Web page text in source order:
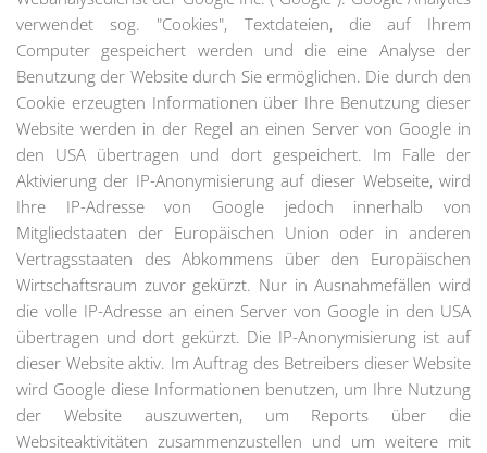
verwendet sog. "Cookies", Textdateien, die auf Ihrem
Computer gespeichert werden und die eine Analyse der
Benutzung der Website durch Sie ermöglichen. Die durch den
Cookie erzeugten Informationen über Ihre Benutzung dieser
Website werden in der Regel an einen Server von Google in
den USA übertragen und dort gespeichert. Im Falle der
Aktivierung der IP-Anonymisierung auf dieser Webseite, wird
Ihre IP-Adresse von Google jedoch innerhalb von
Mitgliedstaaten der Europäischen Union oder in anderen
Vertragsstaaten des Abkommens über den Europäischen
Wirtschaftsraum zuvor gekürzt. Nur in Ausnahmefällen wird
die volle IP-Adresse an einen Server von Google in den USA
übertragen und dort gekürzt. Die IP-Anonymisierung ist auf
dieser Website aktiv. Im Auftrag des Betreibers dieser Website
wird Google diese Informationen benutzen, um Ihre Nutzung
der Website auszuwerten, um Reports über die
Websiteaktivitäten zusammenzustellen und um weitere mit